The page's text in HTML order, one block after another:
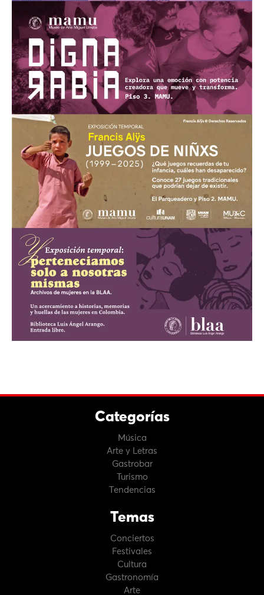
Categorías
Música
Arte y Letras
Gastrobar
Turismo
Tendencias
Temas
Conciertos
Festivales
Cultura
Gastronomía
Arte